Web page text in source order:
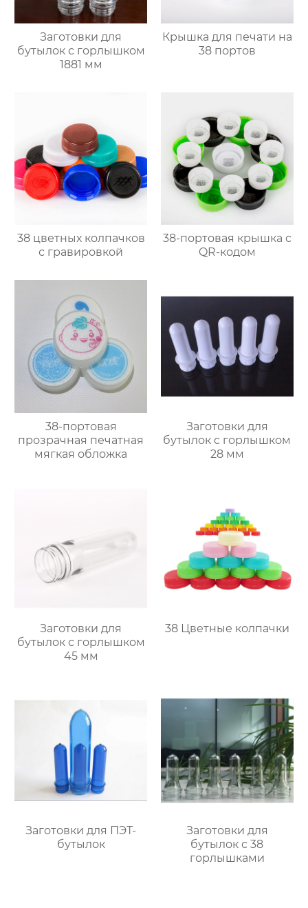
Заготовки для
бутылок с горлышком
1881 мм
Крышка для печати на
38 портов
38 цветных колпачков
с гравировкой
38-портовая крышка с
QR-кодом
38-портовая
прозрачная печатная
мягкая обложка
Заготовки для
бутылок с горлышком
28 мм
Заготовки для
бутылок с горлышком
45 мм
38 Цветные колпачки
Заготовки для ПЭТ-
бутылок
Заготовки для
бутылок с 38
горлышками